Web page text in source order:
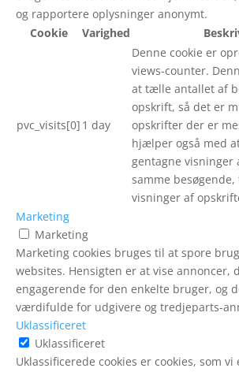
og rapportere oplysninger anonymt.
Cookie
Varighed
pvc_visits[0] 1 day
Denne cookie er
views-counter.
at tælle antallet af
opskrift, så det er
opskrifter der er
hjælper også med
gentagne visninger
samme
visninger af
Marketing
Marketing
Marketing cookies bruges til at spore
websites. Hensigten er at vise annoncer,
engagerende for den enkelte bruger, og
værdifulde for udgivere og tredjeparts-
Uklassificeret
Uklassificeret
Uklassificerede cookies er cookies, som